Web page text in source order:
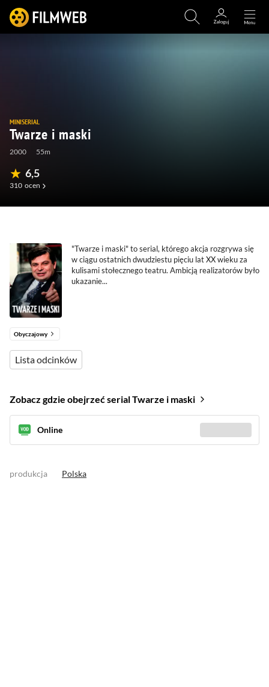
MINISERIAL
Twarze i maski
2000 55m
6,5
310 ocen
"Twarze i maski" to serial, którego akcja rozgrywa się
w ciągu ostatnich dwudziestu pięciu lat XX wieku za
kulisami stołecznego teatru. Ambicją realizatorów było
ukazanie...
Obyczajowy
Lista odcinków
produkcja Polska
Zobacz gdzie obejrzeć serial Twarze i maski
Online